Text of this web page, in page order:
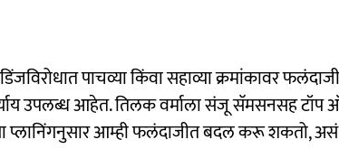
पाचव्या किंवा सहाव्या क्रमांकावर
उपलब्ध आहेत. तिलक वर्माला संजू सॅमसनसह टॉप
प्लानिंगनुसार आम्ही फलंदाजीत बदल करू शकतो,